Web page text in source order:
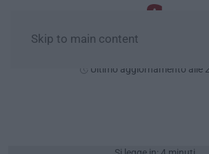
Skip to main content
Ultimo aggiornamento alle